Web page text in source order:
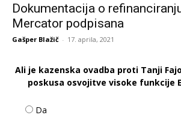
Dokumentacija o
Mercator podpisana
Gašper Blažič - 17. aprila, 2021
Ali je kazenska ovadba proti Tanji
poskusa osvojitve visoke funkcije
Da